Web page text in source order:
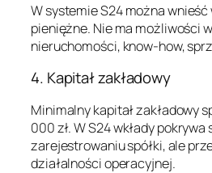
W systemie S24 można wnieść
pieniężne. Nie ma możliwości
nieruchomości, know-how,
4. Kapitał zakładowy
Minimalny kapitał zakładowy
000 zł. W S24 wkłady pokrywa
zarejestrowaniu spółki, ale
działalności operacyjnej.